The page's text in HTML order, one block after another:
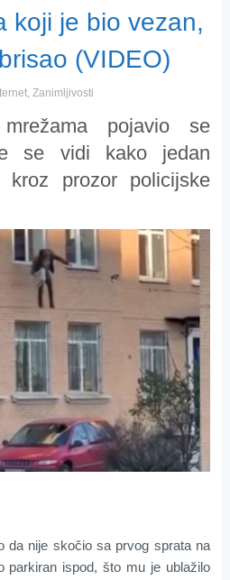
koji je bio vezan,
(VIDEO)
, Zanimljivosti
pojavio se
se vidi kako jedan
kroz prozor policijske
da nije skočio sa prvog sprata na
parkiran ispod, što mu je ublažilo